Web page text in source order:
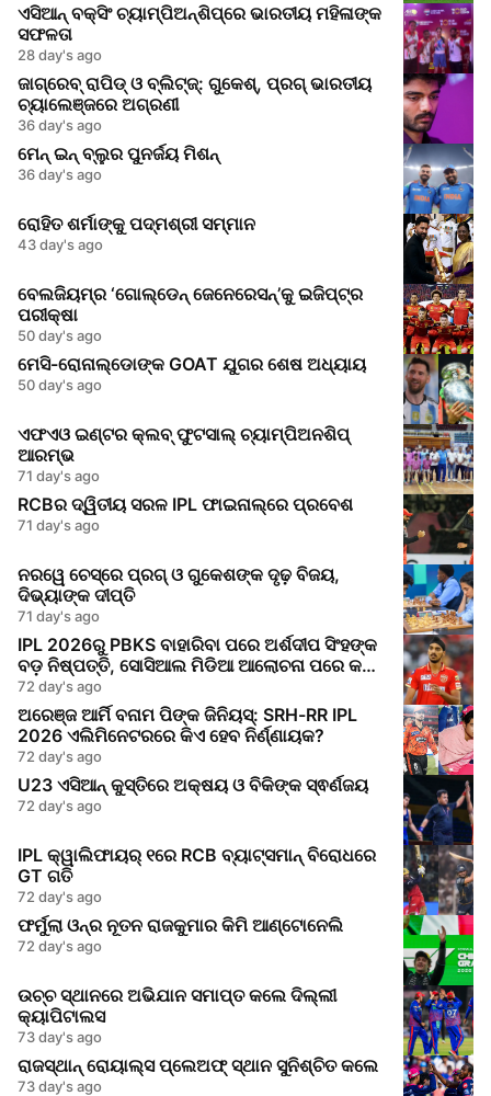
ଏସିଆନ୍ ବକ୍ସିଂ ଚ୍ୟାମ୍ପିଅନ୍‌ଶିପ୍‌ରେ ଭାରତୀୟ ମହିଳାଙ୍କ
ସଫଳତା
28 day's ago
ଜାଗ୍ରେବ୍ ରାପିଡ୍ ଓ ବ୍ଲିଟ୍ଜ୍: ଗୁକେଶ୍, ପ୍ରଗ୍ ଭାରତୀୟ
ଚ୍ୟାଲେଞ୍ଜରେ ଅଗ୍ରଣୀ
36 day's ago
ମେନ୍ ଇନ୍ ବ୍ଲୁର ପୁନର୍ଜୟ ମିଶନ୍
36 day's ago
ରୋହିତ ଶର୍ମାଙ୍କୁ ପଦ୍ମଶ୍ରୀ ସମ୍ମାନ
43 day's ago
ବେଲଜିୟମ୍‌ର ‘ଗୋଲ୍ଡେନ୍ ଜେନେରେସନ୍’କୁ ଇଜିପ୍ଟ୍‌ର
ପରୀକ୍ଷା
50 day's ago
ମେସି-ରୋନାଲ୍ଡୋଙ୍କ GOAT ଯୁଗର ଶେଷ ଅଧ୍ୟାୟ
50 day's ago
ଏଫଏଓ ଇଣ୍ଟର କ୍ଲବ୍ ଫୁଟସାଲ୍ ଚ୍ୟାମ୍ପିଅନଶିପ୍
ଆରମ୍ଭ
71 day's ago
RCBର ଦ୍ୱିତୀୟ ସରଳ IPL ଫାଇନାଲ୍‌ରେ ପ୍ରବେଶ
71 day's ago
ନରୱେ ଚେସ୍‌ରେ ପ୍ରଗ୍‌ ଓ ଗୁକେଶଙ୍କ ଦୃଢ଼ ବିଜୟ,
ଦିଭ୍ୟାଙ୍କ ଦୀପ୍ତି
71 day's ago
IPL 2026ରୁ PBKS ବାହାରିବା ପରେ ଅର୍ଶଦୀପ ସିଂହଙ୍କ
ବଡ଼ ନିଷ୍ପତ୍ତି, ସୋସିଆଲ ମିଡିଆ ଆଲୋଚନା ପରେ କଲେ
ବଡ଼ ପଦକ୍ଷେପ
72 day's ago
ଅରେଞ୍ଜ ଆର୍ମି ବନାମ ପିଙ୍କ ଜିନିୟସ୍: SRH-RR IPL
2026 ଏଲିମିନେଟରରେ କିଏ ହେବ ନିର୍ଣ୍ଣାୟକ?
72 day's ago
U23 ଏସିଆନ୍‌ କୁସ୍ତିରେ ଅକ୍ଷୟ ଓ ବିକିଙ୍କ ସ୍ଵର୍ଣଜୟ
72 day's ago
IPL କ୍ୱାଲିଫାୟର୍‌ ୧ରେ RCB ବ୍ୟାଟ୍ସମାନ୍‌ ବିରୋଧରେ
GT ଗତି
72 day's ago
ଫର୍ମୁଲା ଓନ୍‌ର ନୂତନ ରାଜକୁମାର କିମି ଆଣ୍ଟୋନେଲି
72 day's ago
ଉଚ୍ଚ ସ୍ଥାନରେ ଅଭିଯାନ ସମାପ୍ତ କଲେ ଦିଲ୍ଲୀ
କ୍ୟାପିଟାଲସ
73 day's ago
ରାଜସ୍ଥାନ୍ ରୋୟାଲ୍ସ ପ୍ଲେଅଫ୍ ସ୍ଥାନ ସୁନିଶ୍ଚିତ କଲେ
73 day's ago